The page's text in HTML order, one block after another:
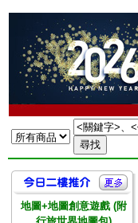
地圖+地圖創意遊戲 (附